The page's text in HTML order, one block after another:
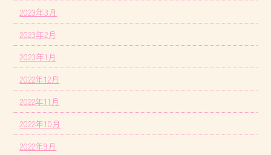
2023年3月
2023年2月
2023年1月
2022年12月
2022年11月
2022年10月
2022年9月